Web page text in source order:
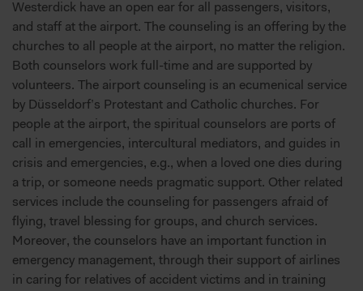
Westerdick have an open ear for all passengers, visitors,
and staff at the airport. The counseling is an offering by the
churches to all people at the airport, no matter the religion.
Both counselors work full-time and are supported by
volunteers. The airport counseling is an ecumenical service
by Düsseldorf’s Protestant and Catholic churches. For
people at the airport, the spiritual counselors are ports of
call in emergencies, intercultural mediators, and guides in
crisis and emergencies, e.g., when a loved one dies during
a trip, or someone needs pragmatic support. Other related
services include the counseling for passengers afraid of
flying, travel blessing for groups, and church services.
Moreover, the counselors have an important function in
emergency management, through their support of airlines
in caring for relatives of accident victims and in training